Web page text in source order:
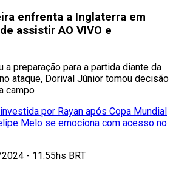
enfrenta a Inglaterra em
assistir AO VIVO e
a preparação para a partida diante da
ataque, Dorival Júnior tomou decisão
campo
por Rayan após Copa Mundial
Melo se emociona com acesso no
- 11:55hs BRT